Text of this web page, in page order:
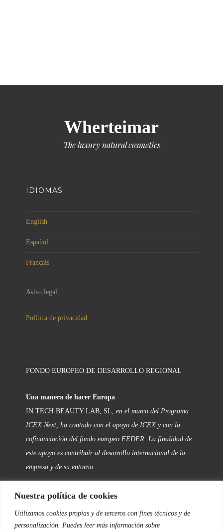
Nuestra política de cookies
Utilizamos cookies propias y de terceros con fines técnicos y de
personalización. Puedes leer más información sobre
Wherteimar
The luxury natural cosmetics
IDIOMAS
English
Español
Français
Aviso legal
Política de privacidad
FONDO EUROPEO DE DESARROLLO REGIONAL
Una manera de hacer Europa
IN TECH BEAUTY LAB, SL, en el marco del Programa
ICEX Next, ha contado con el apoyo de ICEX y con la
cofinanciación del fondo europeo FEDER. La finalidad de
este apoyo es contribuir al desarrollo internacional de la
empresa y de su entorno.
SÍGUENOS
Facebook